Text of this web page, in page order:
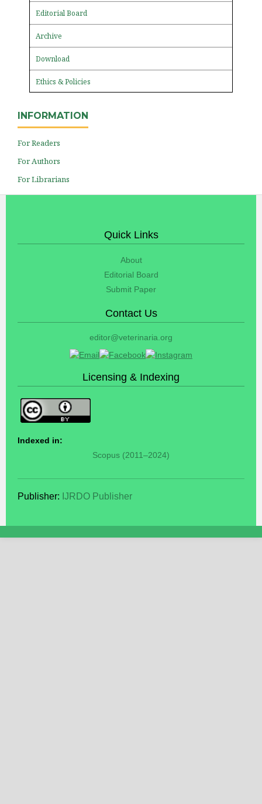
Editorial Board
Archive
Download
Ethics & Policies
INFORMATION
For Readers
For Authors
For Librarians
Quick Links
About
Editorial Board
Submit Paper
Contact Us
editor@veterinaria.org
Licensing & Indexing
Indexed in:
Scopus (2011–2024)
Publisher: IJRDO Publisher